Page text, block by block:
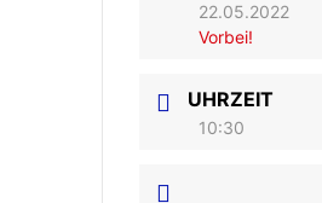
22.05.2022
Vorbei!
UHRZEIT
10:30